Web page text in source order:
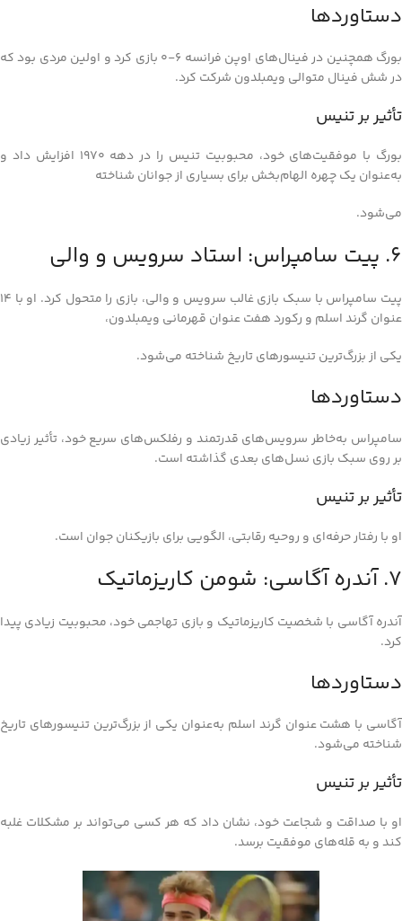
دستاوردها
بورگ همچنین در فینال‌های اوپن فرانسه 6-0 بازی کرد و اولین مردی بود که
در شش فینال متوالی ویمبلدون شرکت کرد.
تأثیر بر تنیس
بورگ با موفقیت‌های خود، محبوبیت تنیس را در دهه 1970 افزایش داد و
به‌عنوان یک چهره الهام‌بخش برای بسیاری از جوانان شناخته
می‌شود.
6. پیت سامپراس: استاد سرویس و والی
پیت سامپراس با سبک بازی غالب سرویس و والی، بازی را متحول کرد. او با 14
عنوان گرند اسلم و رکورد هفت عنوان قهرمانی ویمبلدون،
یکی از بزرگ‌ترین تنیسورهای تاریخ شناخته می‌شود.
دستاوردها
سامپراس به‌خاطر سرویس‌های قدرتمند و رفلکس‌های سریع خود، تأثیر زیادی
بر روی سبک بازی نسل‌های بعدی گذاشته است.
تأثیر بر تنیس
او با رفتار حرفه‌ای و روحیه رقابتی، الگویی برای بازیکنان جوان است.
7. آندره آگاسی: شومن کاریزماتیک
آندره آگاسی با شخصیت کاریزماتیک و بازی تهاجمی خود، محبوبیت زیادی پیدا
کرد.
دستاوردها
آگاسی با هشت عنوان گرند اسلم به‌عنوان یکی از بزرگ‌ترین تنیسورهای تاریخ
شناخته می‌شود.
تأثیر بر تنیس
او با صداقت و شجاعت خود، نشان داد که هر کسی می‌تواند بر مشکلات غلبه
کند و به قله‌های موفقیت برسد.